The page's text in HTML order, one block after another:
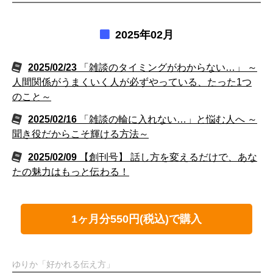
2025年02月
2025/02/23
「雑談のタイミングがわからない…」 ～
人間関係がうまくいく人が必ずやっている、たった1つ
のこと～
2025/02/16
「雑談の輪に入れない…」と悩む人へ ～
聞き役だからこそ輝ける方法～
2025/02/09
【創刊号】 話し方を変えるだけで、あな
たの魅力はもっと伝わる！
1ヶ月分550円(税込)で購入
ゆりか「好かれる伝え方」